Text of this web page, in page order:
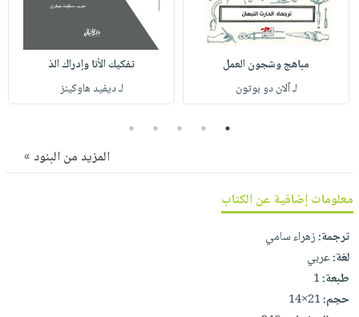
صابون
أطفال
مناسبات
فيديوهات
أسئلة
كتابك
تواصل
معنا
عربة
مباهج وشجون العمل
لـ آلان دو بوتون
تفكيك الأنا وإدراك الذ
لـ ديفيد هاوكينز
1
2
3
4
5
المزيد من البنود »
معلومات إضافية عن الكتاب
ترجمة:زهراء سامي
لغة:عربي
طبعة:1
حجم:21×14